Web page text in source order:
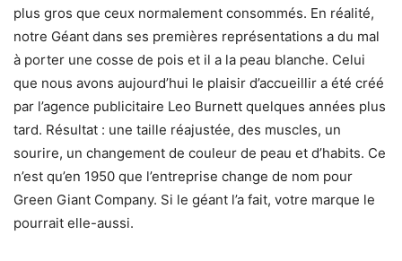
plus gros que ceux normalement consommés. En réalité,
notre Géant dans ses premières représentations a du mal
à porter une cosse de pois et il a la peau blanche. Celui
que nous avons aujourd’hui le plaisir d’accueillir a été créé
par l’agence publicitaire Leo Burnett quelques années plus
tard. Résultat : une taille réajustée, des muscles, un
sourire, un changement de couleur de peau et d’habits. Ce
n’est qu’en 1950 que l’entreprise change de nom pour
Green Giant Company. Si le géant l’a fait, votre marque le
pourrait elle-aussi.